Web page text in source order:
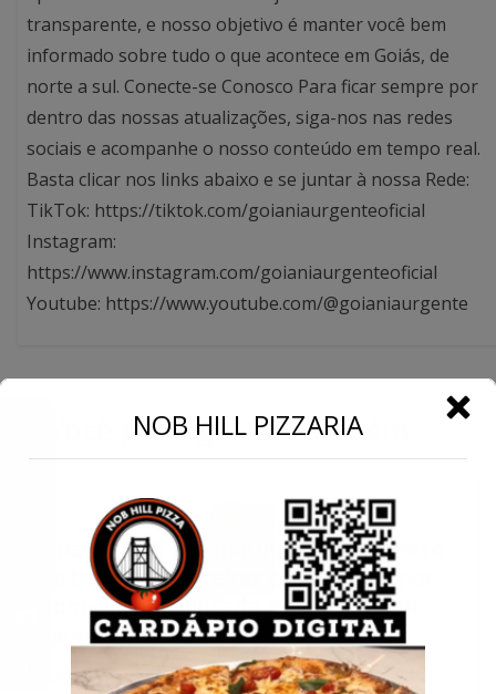
transparente, e nosso objetivo é manter você bem
informado sobre tudo o que acontece em Goiás, de
norte a sul. Conecte-se Conosco Para ficar sempre por
dentro das nossas atualizações, siga-nos nas redes
sociais e acompanhe o nosso conteúdo em tempo real.
Basta clicar nos links abaixo e se juntar à nossa Rede:
TikTok: https://tiktok.com/goianiaurgenteoficial
Instagram:
https://www.instagram.com/goianiaurgenteoficial
Youtube: https://www.youtube.com/@goianiaurgente
Você pode gostar também
Guarda Civil que matou homem dentro
de bar em Cabeceiras se torna réu por
homicídio qualificado e é afastado do
cargo
25 de julho de 2025
NOB HILL PIZZARIA